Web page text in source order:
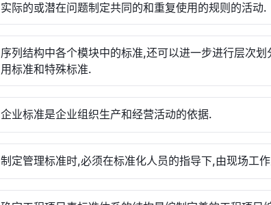
实际的或潜在问题制定共同的和重复使用的规则的活动.
序列结构中各个模块中的标准,还可以进一步进行层次
用标准和特殊标准.
企业标准是企业组织生产和经营活动的依据.
制定管理标准时,必须在标准化人员的指导下,由现场工